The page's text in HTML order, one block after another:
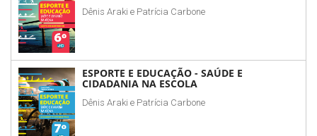
Dênis Araki e Patrícia Carbone
ESPORTE E EDUCAÇÃO - SAÚDE E
CIDADANIA NA ESCOLA
Dênis Araki e Patrícia Carbone